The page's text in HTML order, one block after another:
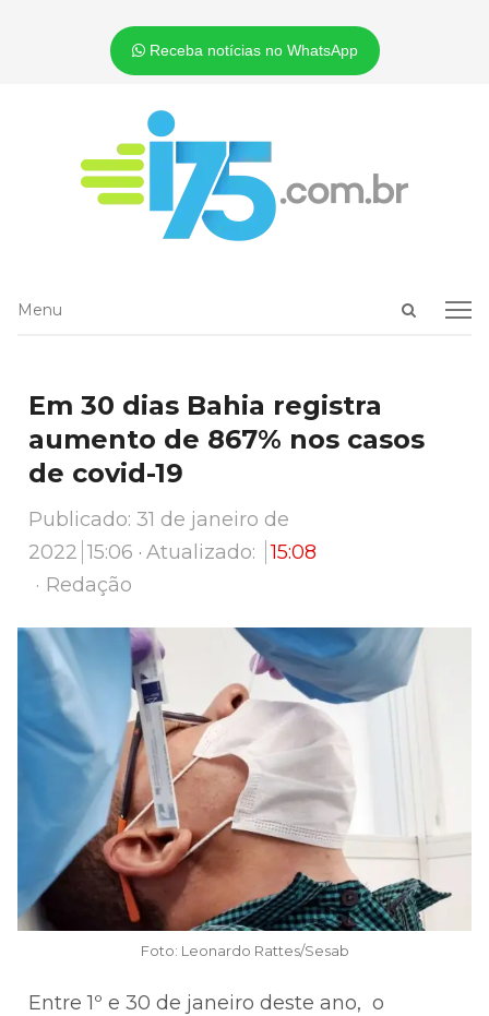
Receba notícias no WhatsApp
Open
Menu
Menu
Em 30 dias Bahia registra
aumento de 867% nos casos
de covid-19
Publicado:31 de janeiro de
2022 15:06 Atualizado:
15:08
Author
Redação
Foto: Leonardo Rattes/Sesab
Entre 1º e 30 de janeiro deste ano, o